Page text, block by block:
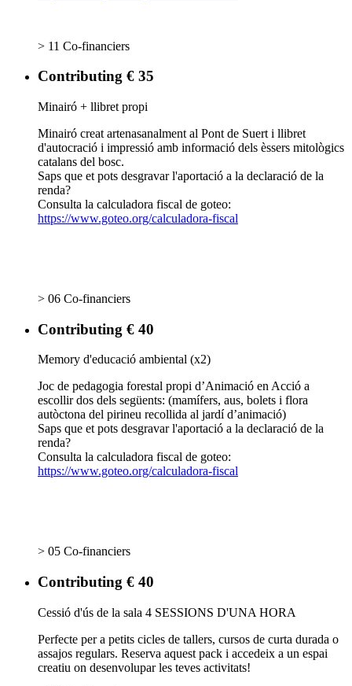
> 11 Co-financiers
Contributing € 35
Minairó + llibret propi
Minairó creat artenasanalment al Pont de Suert i llibret
d'autocració i impressió amb informació dels èssers mitològics
catalans del bosc.
Saps que et pots desgravar l'aportació a la declaració de la
renda?
Consulta la calculadora fiscal de goteo:
https://www.goteo.org/calculadora-fiscal
> 06 Co-financiers
Contributing € 40
Memory d'educació ambiental (x2)
Joc de pedagogia forestal propi d’Animació en Acció a
escollir dos dels següents: (mamífers, aus, bolets i flora
autòctona del pirineu recollida al jardí d’animació)
Saps que et pots desgravar l'aportació a la declaració de la
renda?
Consulta la calculadora fiscal de goteo:
https://www.goteo.org/calculadora-fiscal
> 05 Co-financiers
Contributing € 40
Cessió d'ús de la sala 4 SESSIONS D'UNA HORA
Perfecte per a petits cicles de tallers, cursos de curta durada o
assajos regulars. Reserva aquest pack i accedeix a un espai
creatiu on desenvolupar les teves activitats!